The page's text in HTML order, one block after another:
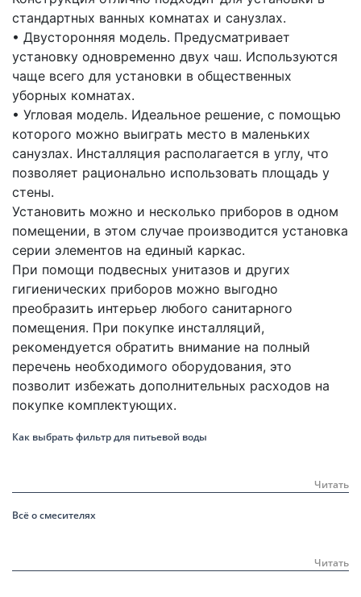
стандартных ванных комнатах и санузлах.
• Двусторонняя модель. Предусматривает
установку одновременно двух чаш. Используются
чаще всего для установки в общественных
уборных комнатах.
• Угловая модель. Идеальное решение, с помощью
которого можно выиграть место в маленьких
санузлах. Инсталляция располагается в углу, что
позволяет рационально использовать площадь у
стены.
Установить можно и несколько приборов в одном
помещении, в этом случае производится установка
серии элементов на единый каркас.
При помощи подвесных унитазов и других
гигиенических приборов можно выгодно
преобразить интерьер любого санитарного
помещения. При покупке инсталляций,
рекомендуется обратить внимание на полный
перечень необходимого оборудования, это
позволит избежать дополнительных расходов на
покупке комплектующих.
Как выбрать фильтр для питьевой воды
Читать
Всё о смесителях
Читать